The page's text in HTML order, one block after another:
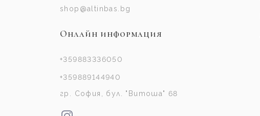
shop@altinbas.bg
Онлайн информация
+359883336050
+359889144940
гр. София, бул. "Витоша" 68